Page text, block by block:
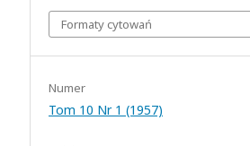
Formaty cytowań
Numer
Tom 10 Nr 1 (1957)